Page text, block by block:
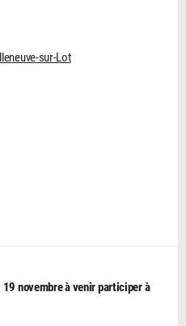
sur-Lot
novembre à venir participer à